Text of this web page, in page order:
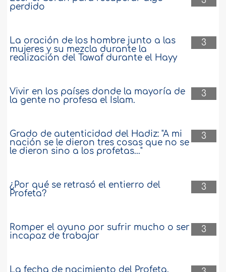
perdido
3
La oración de los hombre junto a las
mujeres y su mezcla durante la
realización del Tawaf durante el Hayy
3
Vivir en los países donde la mayoría de
la gente no profesa el Islam.
3
Grado de autenticidad del Hadiz: "A mi
nación se le dieron tres cosas que no se
le dieron sino a los profetas..."
3
¿Por qué se retrasó el entierro del
Profeta?
3
Romper el ayuno por sufrir mucho o ser
incapaz de trabajar
La fecha de nacimiento del Profeta,